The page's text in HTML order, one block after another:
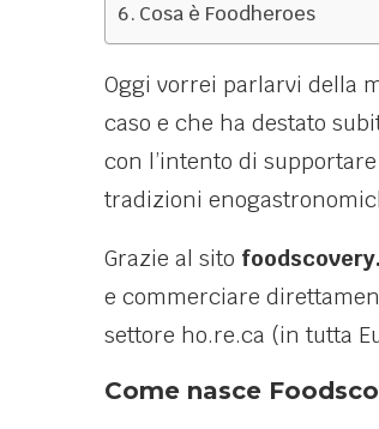
Cosa è Foodheroes
Oggi vorrei parlarvi della
caso e che ha destato
con l’intento di
tradizioni
Grazie al sito
e commerciare
settore ho.re.ca (in tutta
Come nasce